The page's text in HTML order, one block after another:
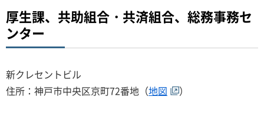
厚生課、共助組合・共済組合、総務事務セ
ンター
新クレセントビル
住所：神戸市中央区京町72番地（地図 ）